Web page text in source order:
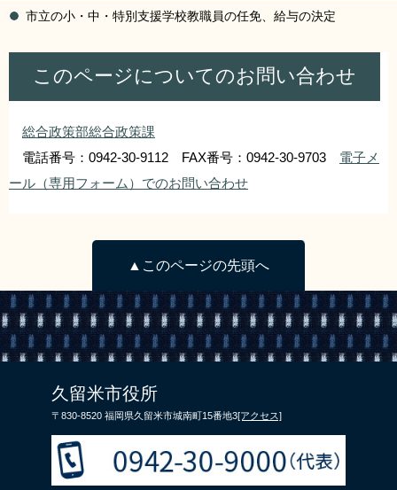
市立の小・中・特別支援学校教職員の任免、給与の決定
このページについてのお問い合わせ
総合政策部総合政策課
電話番号：0942-30-9112 FAX番号：0942-30-9703 電子メ
ール（専用フォーム）でのお問い合わせ
▲このページの先頭へ
久留米市役所
〒830-8520 福岡県久留米市城南町15番地3[アクセス]